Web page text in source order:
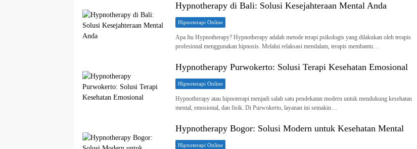
Hypnotherapy di Bali: Solusi Kesejahteraan Mental Anda
Hipnoterapi Online
Apa Itu Hypnotherapy? Hypnotherapy adalah metode terapi psikologis yang dilakukan oleh terapis
profesional menggunakan hipnosis. Melalui relaksasi mendalam, terapis membantu…
Hypnotherapy Purwokerto: Solusi Terapi Kesehatan Emosional
Hipnoterapi Online
Hypnotherapy atau hipnoterapi menjadi salah satu pendekatan modern untuk mendukung kesehatan
mental, emosional, dan fisik. Di Purwokerto, layanan ini semakin…
Hypnotherapy Bogor: Solusi Modern untuk Kesehatan Mental
Hipnoterapi Online